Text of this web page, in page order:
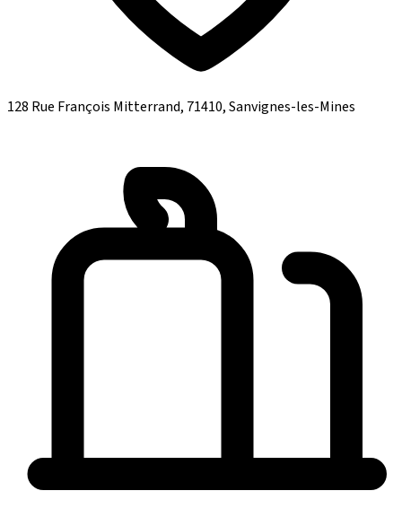
128 Rue François Mitterrand, 71410, Sanvignes-les-Mines